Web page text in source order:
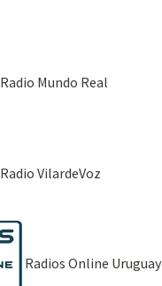
Radio Mundo Real
Radio VilardeVoz
Radios Online Uruguay